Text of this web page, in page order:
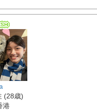
(28歳)
港